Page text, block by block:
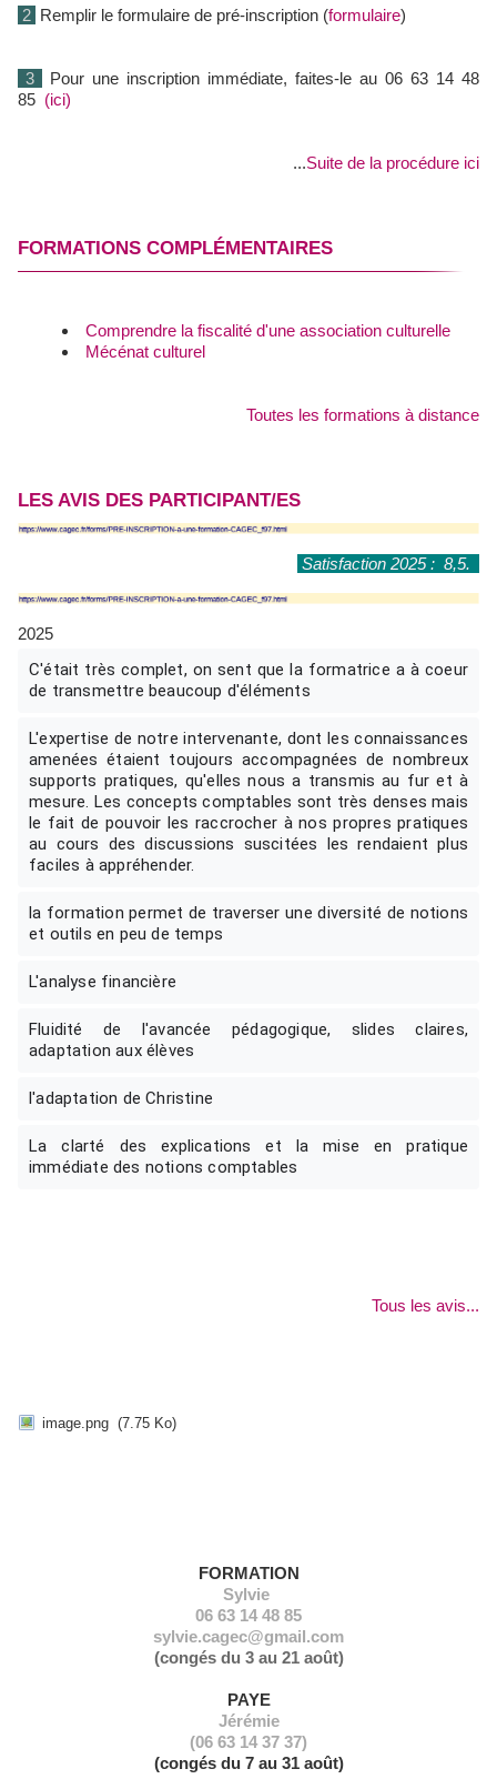
2 Remplir le formulaire de pré-inscription (formulaire)
3
Pour une inscription immédiate, faites-le au 06 63 14 48
85 (ici)
...Suite de la procédure ici
FORMATIONS COMPLÉMENTAIRES
Comprendre la fiscalité d'une association culturelle
Mécénat culturel
Toutes les formations à distance
LES AVIS DES PARTICIPANT/ES
Satisfaction 2025 : 8,5.
2025
C'était très complet, on sent que la formatrice a à coeur
de transmettre beaucoup d'éléments
L'expertise de notre intervenante, dont les connaissances
amenées étaient toujours accompagnées de nombreux
supports pratiques, qu'elles nous a transmis au fur et à
mesure. Les concepts comptables sont très denses mais
le fait de pouvoir les raccrocher à nos propres pratiques
au cours des discussions suscitées les rendaient plus
faciles à appréhender.
la formation permet de traverser une diversité de notions
et outils en peu de temps
L'analyse financière
Fluidité de l'avancée pédagogique, slides claires,
adaptation aux élèves
l'adaptation de Christine
La clarté des explications et la mise en pratique
immédiate des notions comptables
Tous les avis...
image.png (7.75 Ko)
FORMATION
Sylvie
06 63 14 48 85
sylvie.cagec@gmail.com
(congés du 3 au 21 août)
PAYE
Jérémie
(06 63 14 37 37)
(congés du 7 au 31 août)